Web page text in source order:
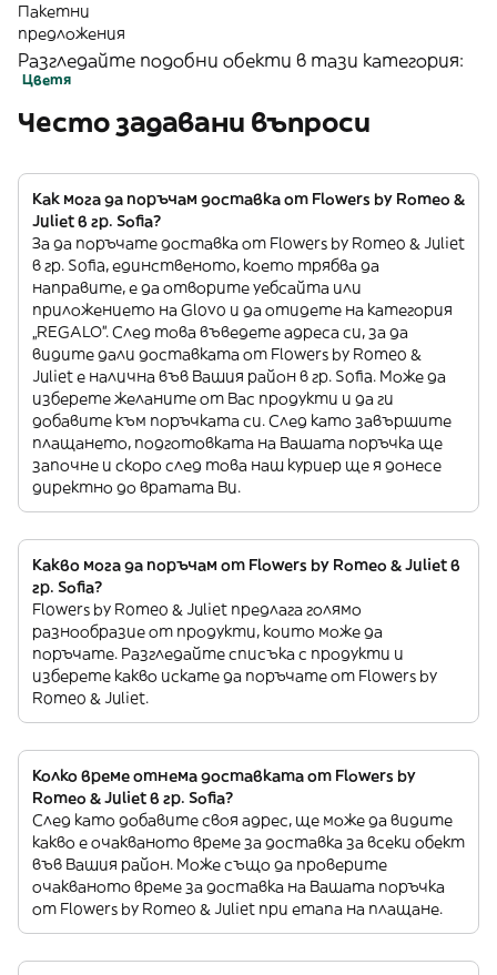
Пакетни
предложения
Разгледайте подобни обекти в тази категория:
Цветя
Често задавани въпроси
Как мога да поръчам доставка от Flowers by Romeo &
Juliet в гр. Sofia?
За да поръчате доставка от Flowers by Romeo & Juliet
в гр. Sofia, единственото, което трябва да
направите, е да отворите уебсайта или
приложението на Glovo и да отидете на категория
„REGALO”. След това въведете адреса си, за да
видите дали доставката от Flowers by Romeo &
Juliet е налична във Вашия район в гр. Sofia. Може да
изберете желаните от Вас продукти и да ги
добавите към поръчката си. След като завършите
плащането, подготовката на Вашата поръчка ще
започне и скоро след това наш куриер ще я донесе
директно до вратата Ви.
Какво мога да поръчам от Flowers by Romeo & Juliet в
гр. Sofia?
Flowers by Romeo & Juliet предлага голямо
разнообразие от продукти, които може да
поръчате. Разгледайте списъка с продукти и
изберете какво искате да поръчате от Flowers by
Romeo & Juliet.
Колко време отнема доставката от Flowers by
Romeo & Juliet в гр. Sofia?
След като добавите своя адрес, ще може да видите
какво е очакваното време за доставка за всеки обект
във Вашия район. Може също да проверите
очакваното време за доставка на Вашата поръчка
от Flowers by Romeo & Juliet при етапа на плащане.